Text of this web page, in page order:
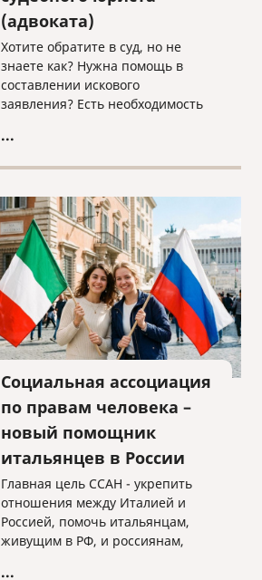
(адвоката)
Хотите обратите в суд, но не
знаете как? Нужна помощь в
составлении искового
заявления? Есть необходимость
судебного процесса?
«Право и cлово» по адресу
law@pravoislovo.ru
...
Социальная ассоциация
по правам человека –
новый помощник
итальянцев в России
Главная цель ССАН - укрепить
отношения между Италией и
Россией, помочь итальянцам,
живущим в РФ, и россиянам,
...